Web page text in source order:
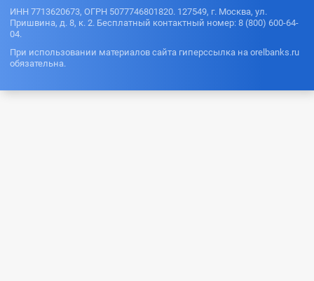
ИНН 7713620673, ОГРН 5077746801820. 127549, г. Москва, ул.
Пришвина, д. 8, к. 2. Бесплатный контактный номер: 8 (800) 600-64-
04.
При использовании материалов сайта гиперссылка на orelbanks.ru
обязательна.